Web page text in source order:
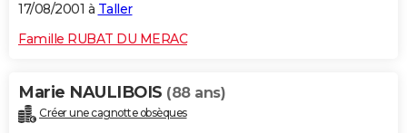
17/08/2001 à Taller
Famille RUBAT DU MERAC
Marie NAULIBOIS (88 ans)
Créer une cagnotte obsèques